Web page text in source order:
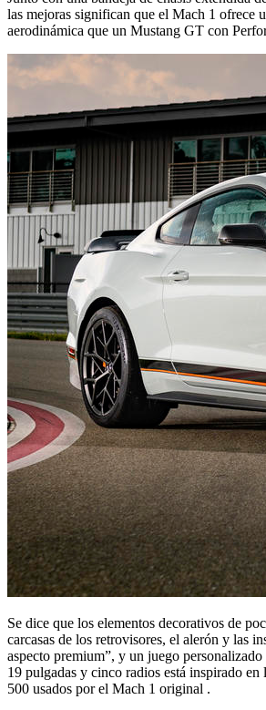
las mejoras significan que el Mach 1 ofrece
aerodinámica que un Mustang GT con
Se dice que los elementos decorativos de
carcasas de los retrovisores, el alerón y las
aspecto premium”, y un juego
19 pulgadas y cinco radios está inspirado
500 usados ​​por el Mach 1 original .